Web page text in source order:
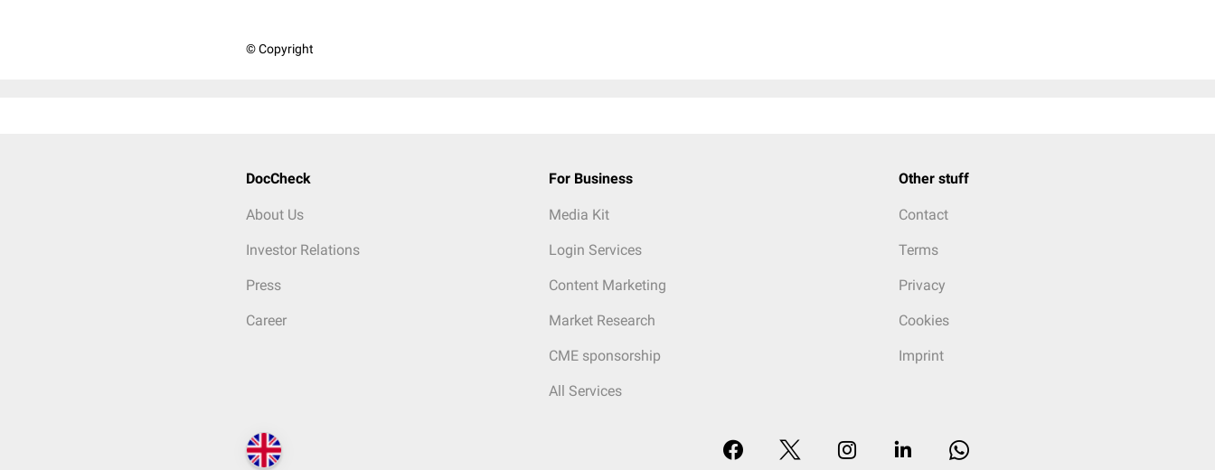
© Copyright
DocCheck
About Us
Investor Relations
Press
Career
For Business
Media Kit
Login Services
Content Marketing
Market Research
CME sponsorship
All Services
Other stuff
Contact
Terms
Privacy
Cookies
Imprint